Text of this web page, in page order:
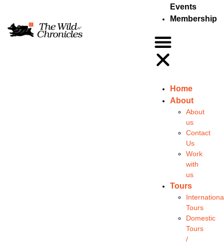
Events
Membership
Home
About
About
us
Contact
Us
Work
with
us
Tours
Tours
Domestic
Tours
/